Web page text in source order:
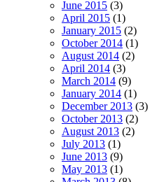
June 2015 (3)
April 2015 (1)
January 2015 (2)
October 2014 (1)
August 2014 (2)
April 2014 (3)
March 2014 (9)
January 2014 (1)
December 2013 (3)
October 2013 (2)
August 2013 (2)
July 2013 (1)
June 2013 (9)
May 2013 (1)